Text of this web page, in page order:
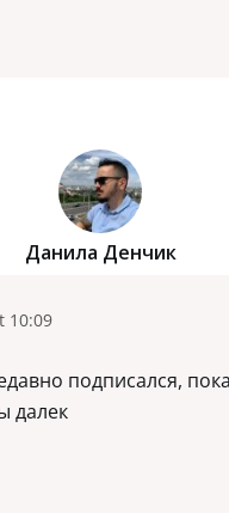
Данила Денчик
10:09
подписался,
далек